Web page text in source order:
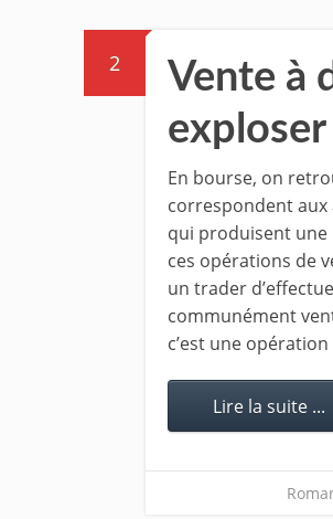
2
Vente à
exploser
En bourse, on
correspondent aux
qui produisent une
ces opérations de
un trader
communément
c’est une
Lire la suite ...